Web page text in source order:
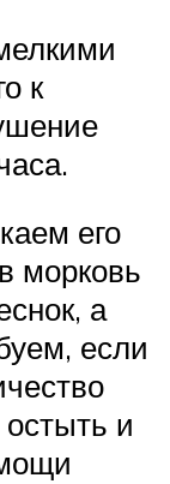
к
его
морковь
а
если
и